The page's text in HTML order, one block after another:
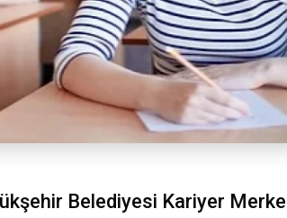
Belediyesi Kariyer